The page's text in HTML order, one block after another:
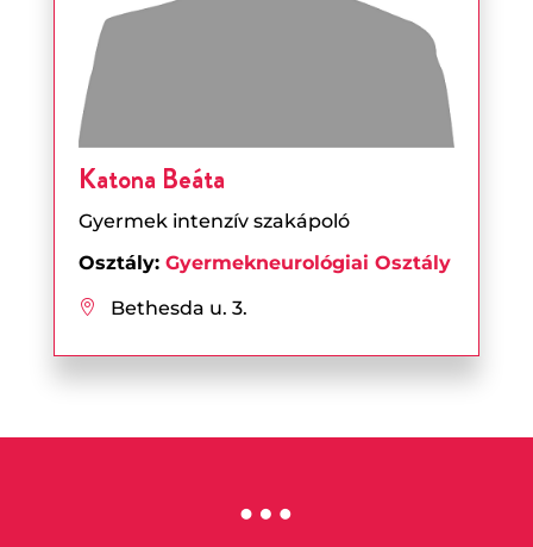
Katona Beáta
Gyermek intenzív szakápoló
Osztály: Gyermekneurológiai Osztály
 Bethesda u. 3.
…